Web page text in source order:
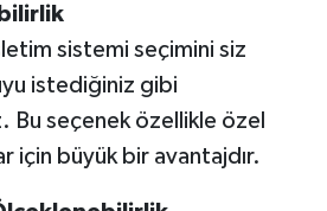
sistemi seçimini siz
istediğiniz gibi
Bu seçenek özellikle özel
için büyük bir avantajdır.